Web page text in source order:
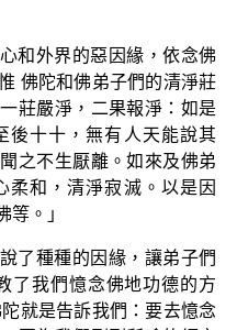
和外界的惡因緣，依念佛
佛陀和佛弟子們的清淨莊
莊嚴淨，二果報淨：如是
後十十，無有人天能說其
之不生厭離。如來及佛弟
柔和，清淨寂滅。以是因
等。」
了種種的因緣，讓弟子們
了我們憶念佛地功德的方
就是告訴我們：要去憶念